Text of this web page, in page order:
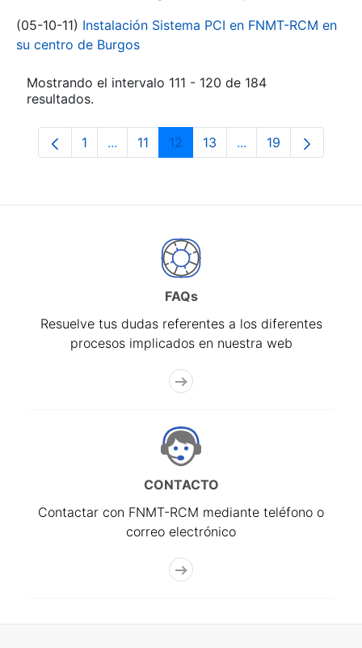
(05-10-11) Instalación Sistema PCI en FNMT-RCM en
su centro de Burgos
Mostrando el intervalo 111 - 120 de 184
resultados.
Página
1 ...Páginas intermedias Use TAB para
Página
11 Página
12 Página
13 ...PáginasPágina
19
FAQs
Resuelve tus dudas referentes a los diferentes
procesos implicados en nuestra web
CONTACTO
Contactar con FNMT-RCM mediante teléfono o
correo electrónico